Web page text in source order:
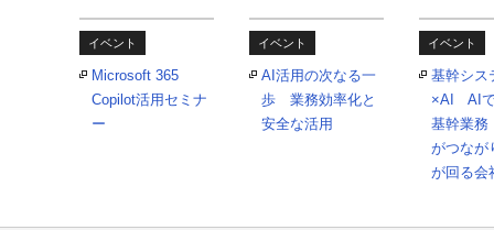
イベント
Microsoft 365
Copilot活用セミナ
ー
イベント
AI活用の次なる一
歩 業務効率化と
安全な活用
イベント
基幹シス
×AI AI
基幹業
がつなが
が回る会